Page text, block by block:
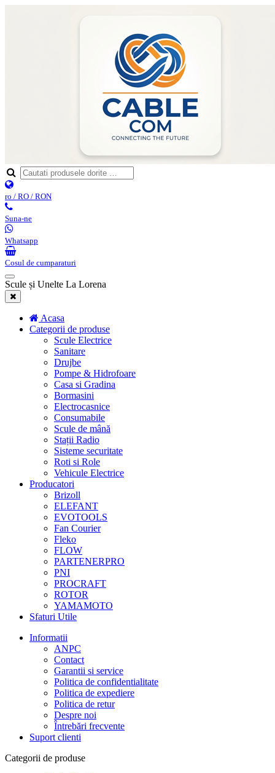
ro / RO / RON
Suna-ne
Whatsapp
Cosul de cumparaturi
Scule și Unelte La Lorena
Acasa
Categorii de produse
Scule Electrice
Sanitare
Drujbe
Pompe & Hidrofoare
Casa si Gradina
Bormasini
Electrocasnice
Consumabile
Scule de mână
Stații Radio
Sisteme securitate
Roti si Role
Vehicule Electrice
Producatori
Brizoll
ELEFANT
EVOTOOLS
Fan Courier
Fleko
FLOW
PARTENERPRO
PNI
PROCRAFT
ROTOR
YAMAMOTO
Sfaturi Utile
Informatii
ANPC
Contact
Garantii si service
Politica de confidentialitate
Politica de expediere
Politica de retur
Despre noi
Întrebări frecvente
Suport clienti
Categorii de produse